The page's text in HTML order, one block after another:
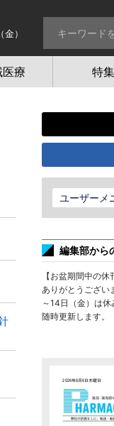
）
療 特集
ユーザーメ
編集部から
【お盆期間中の
ありがとうござい
～14日（金）は
随時更新します。